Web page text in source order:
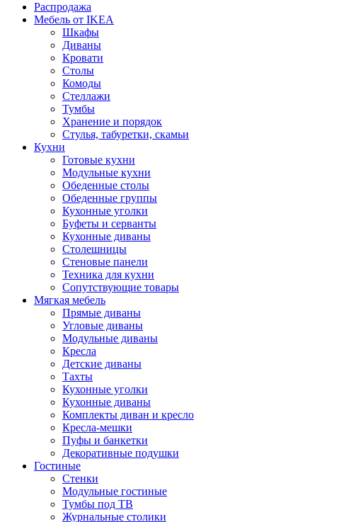
Распродажа
Мебель от IKEA
Шкафы
Диваны
Кровати
Столы
Комоды
Стеллажи
Тумбы
Хранение и порядок
Стулья, табуретки, скамьи
Кухни
Готовые кухни
Модульные кухни
Обеденные столы
Обеденные группы
Кухонные уголки
Буфеты и серванты
Кухонные диваны
Столешницы
Стеновые панели
Техника для кухни
Сопутствующие товары
Мягкая мебель
Прямые диваны
Угловые диваны
Модульные диваны
Кресла
Детские диваны
Тахты
Кухонные уголки
Кухонные диваны
Комплекты диван и кресло
Кресла-мешки
Пуфы и банкетки
Декоративные подушки
Гостиные
Стенки
Модульные гостиные
Тумбы под ТВ
Журнальные столики